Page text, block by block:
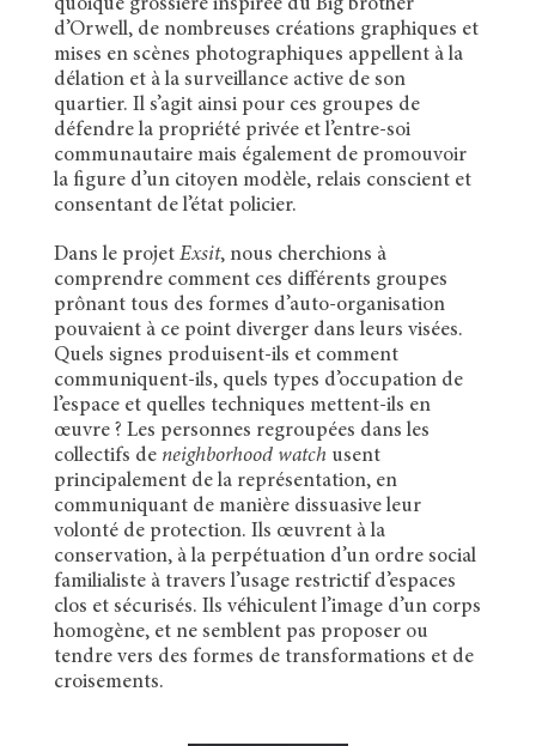
quoique grossière inspirée du Big brother
d’Orwell, de nombreuses créations graphiques et
mises en scènes photographiques appellent à la
délation et à la surveillance active de son
quartier. Il s’agit ainsi pour ces groupes de
défendre la propriété privée et l’entre-soi
communautaire mais également de promouvoir
la figure d’un citoyen modèle, relais conscient et
consentant de l’état policier.
Dans le projet Exsit, nous cherchions à
comprendre comment ces différents groupes
prônant tous des formes d’auto-organisation
pouvaient à ce point diverger dans leurs visées.
Quels signes produisent-ils et comment
communiquent-ils, quels types d’occupation de
l’espace et quelles techniques mettent-ils en
œuvre ? Les personnes regroupées dans les
collectifs de neighborhood watch usent
principalement de la représentation, en
communiquant de manière dissuasive leur
volonté de protection. Ils œuvrent à la
conservation, à la perpétuation d’un ordre social
familialiste à travers l’usage restrictif d’espaces
clos et sécurisés. Ils véhiculent l’image d’un corps
homogène, et ne semblent pas proposer ou
tendre vers des formes de transformations et de
croisements.